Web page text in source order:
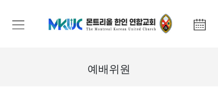
예배위원